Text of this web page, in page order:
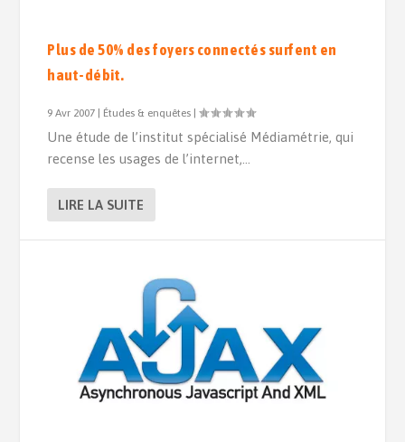
Plus de 50% des foyers connectés surfent en
haut-débit.
9 Avr 2007 | Études & enquêtes |
Une étude de l’institut spécialisé Médiamétrie, qui
recense les usages de l’internet,...
LIRE LA SUITE